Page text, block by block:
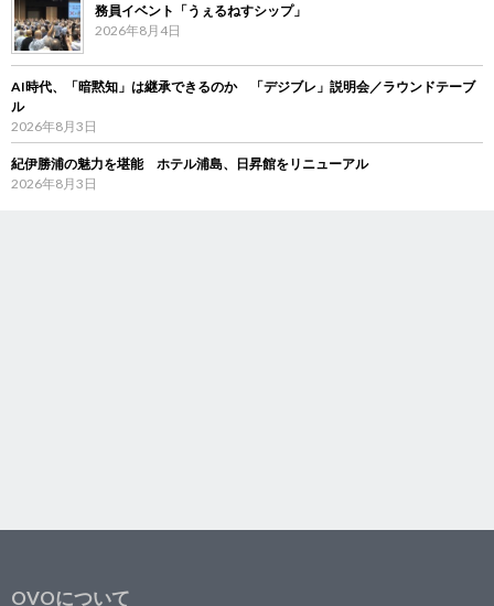
務員イベント「うぇるねすシップ」
2026年8月4日
AI時代、「暗黙知」は継承できるのか 「デジブレ」説明会／ラウンドテーブ
ル
2026年8月3日
紀伊勝浦の魅力を堪能 ホテル浦島、日昇館をリニューアル
2026年8月3日
OVOについて